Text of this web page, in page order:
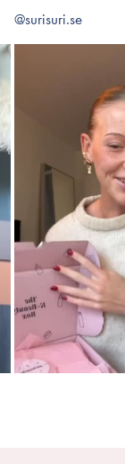
@surisuri.se